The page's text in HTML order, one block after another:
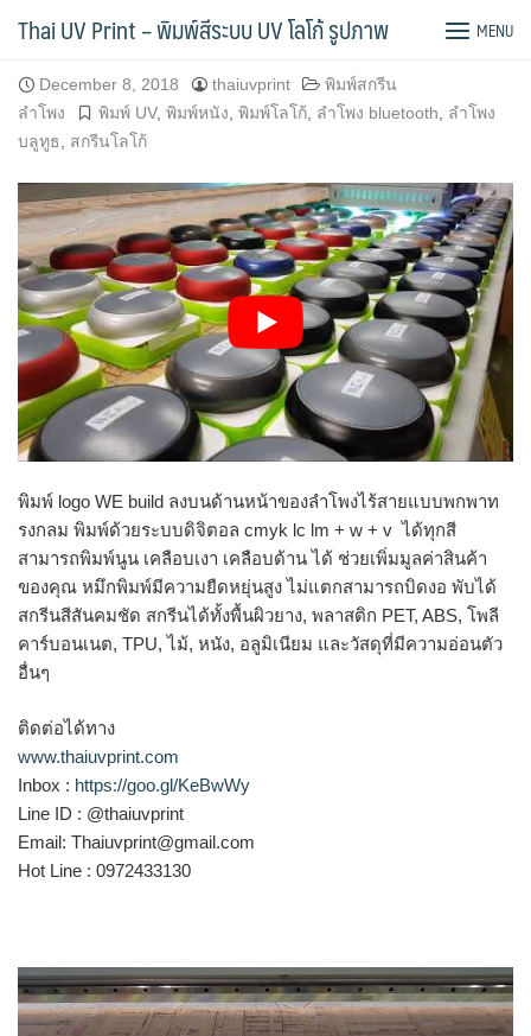
Thai UV Print – พิมพ์สีระบบ UV โลโก้ รูปภาพ MENU
สกรีนโลโก้ลำโพงไร้สายบลูทูธ ทรงกลม
December 8, 2018 thaiuvprint
พิมพ์สกรีน
ลำโพง
พิมพ์ UV, พิมพ์หนัง พิมพ์โลโก้ ลำโพง bluetooth
ลำโพง
บลูทูธ
สกรีนโลโก้
พิมพ์ logo WE build ลงบนด้านหน้าของลำโพงไร้สายแบบพกพาท
รงกลม พิมพ์ด้วยระบบดิจิตอล cmyk lc lm + w + v ได้ทุกสี
สามารถพิมพ์นูน เคลือบเงา เคลือบด้าน ได้ ช่วยเพิ่มมูลค่าสินค้า
ของคุณ หมึกพิมพ์มีความยืดหยุ่นสูง ไม่แตกสามารถบิดงอ พับได้
สกรีนสีสันคมชัด สกรีนได้ทั้งพื้นผิวยาง, พลาสติก PET, ABS, โพลี
คาร์บอนเนต, TPU, ไม้, หนัง, อลูมิเนียม และวัสดุที่มีความอ่อนตัว
อื่นๆ
ติดต่อได้ทาง
www.thaiuvprint.com
Inbox : https://goo.gl/KeBwWy
Line ID : @thaiuvprint
Email: Thaiuvprint@gmail.com
Hot Line : 0972433130